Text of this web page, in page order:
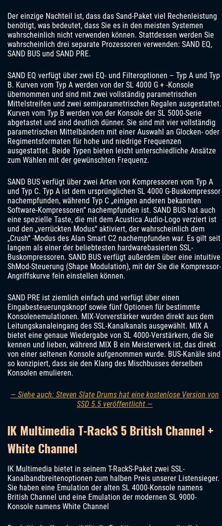
Der einzige Nachteil ist, dass das Sand-Paket viel Rechenleistung
benötigt, was bedeutet, dass Sie es in den meisten Systemen
wahrscheinlich nicht verwenden können. Stattdessen werden Sie
wahrscheinlich drei separate Prozessoren verwenden: SAND EQ,
SAND BUS und SAND PRE.
SAND EQ verfügt über zwei EQ- und Filteroptionen – Typ A und Typ
B. Kurven vom Typ A werden von der SL 4000 G + -Konsole
übernommen und sind mit zwei vollständig parametrischen
Mittelstreifen und zwei semiparametrischen Regalen ausgestattet.
Kurven vom Typ B werden von der Konsole der SL 5000-Serie
abgetastet und sind deutlich dünner. Sie sind mit vier vollständig
parametrischen Mittelbändern mit einer Auswahl an Glocken- oder
Regimentsformaten für hohe und niedrige Frequenzen
ausgestattet. Beide Typen bieten leicht unterschiedliche Ansätze
zum Wählen mit der gewünschten Frequenz.
SAND BUS verfügt über zwei Arten von Kompressoren vom Typ A
und Typ C. Typ A ist dem ursprünglichen SL 4000 G-Buskompressor
nachempfunden, während Typ C „einigen anderen bekannten
Software-Kompressoren“ nachempfunden ist. SAND BUS hat auch
eine spezielle Taste, die mit dem Acustica Audio-Logo verziert ist
und den „verrückten Modus“ aktiviert, der wahrscheinlich dem
„Crush“ -Modus des Alan Smart C2 nachempfunden war. Es gilt seit
langem als einer der beliebtesten hardwarebasierten SSL-
Buskompressoren. SAND BUS verfügt außerdem über eine intuitive
ShMod-Steuerung (Shape Modulation), mit der Sie die Kompressor-
Angriffskurve fein einstellen können.
SAND PRE ist ziemlich einfach und verfügt über einen
Eingabesteuerungsknopf sowie fünf Optionen für bestimmte
Konsolenemulationen. MIX-Vorverstärker wurden direkt aus dem
Leitungskanaleingang des SSL-Kanalkanals ausgewählt. MIX A
bietet eine genaue Wiedergabe von SL 4000-Verstärkern, die Sie
kennen und lieben, während MIX B ein Meisterwerk ist, das direkt
von einer seltenen Konsole aufgenommen wurde. BUS-Kanäle sind
so konzipiert, dass sie den Klang des Mischbusses derselben
Konsolen emulieren.
— Siehe auch: Steven Slate Drums hat eine kostenlose Version von
SSD 5.5 veröffentlicht —
IK Multimedia T-RackS 5 British Channel +
White Channel
IK Multimedia bietet in seinem T-RackS-Paket zwei SSL-
Kanalbandbreitenoptionen zum halben Preis unserer Listensieger.
Sie haben eine Emulation der alten SL 4000-Konsole namens
British Channel und eine Emulation der modernen SL 9000-
Konsole namens White Channel